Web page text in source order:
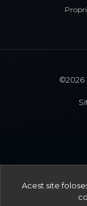
©2026
Acest site